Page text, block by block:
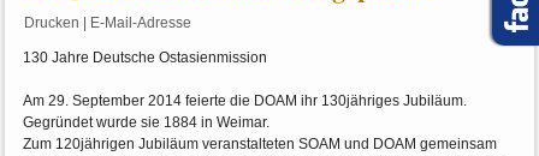
Drucken E-Mail-Adresse
130 Jahre Deutsche Ostasienmission
Am 29. September 2014 feierte die DOAM ihr 130jähriges Jubiläum.
Gegründet wurde sie 1884 in Weimar.
Zum 120jährigen Jubiläum veranstalteten SOAM und DOAM gemeinsam